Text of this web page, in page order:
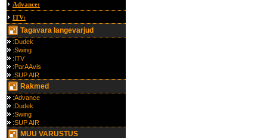
Advance:
ITV:
Tagavara langevarjud
:Dudek
:Swing
:ITV
:ParAAvis
:SUP AIR
Rakmed
:Advance
:Dudek
:Swing
:SUP AIR
MUU VARUSTUS